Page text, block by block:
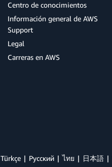
Centro de conocimientos
Información general de AWS
Support
Legal
Carreras en AWS
Türkçe Ρусский ไทย 日本語